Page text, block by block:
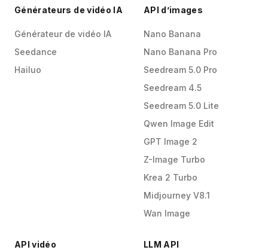
Générateurs de vidéo IA
Générateur de vidéo IA
Seedance
Hailuo
API d’images
Nano Banana
Nano Banana Pro
Seedream 5.0 Pro
Seedream 4.5
Seedream 5.0 Lite
Qwen Image Edit
GPT Image 2
Z-Image Turbo
Krea 2 Turbo
Midjourney V8.1
Wan Image
API vidéo LLM API